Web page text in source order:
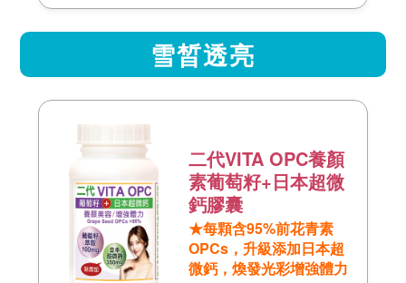
雪晳透亮
二代VITA OPC養顏
素葡萄籽+日本超微
鈣膠囊
★每顆含95%前花青素
OPCs，升級添加日本超
微鈣，煥發光彩增強體力